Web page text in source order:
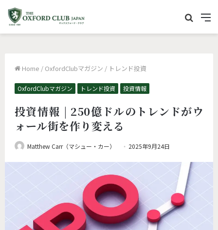
M
e
イ
Home / OxfordClubマガジン / トレンド投資
OxfordClubマガジン トレンド投資 投資情報
投資情報 | 250億ドルのトレンドがウ
ォール街を作り変える
Matthew Carr（マシュー・カー） 2025年9月24日